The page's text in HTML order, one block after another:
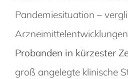
Pandemiesituation –
Probanden in kürzester
groß angelegte klinische